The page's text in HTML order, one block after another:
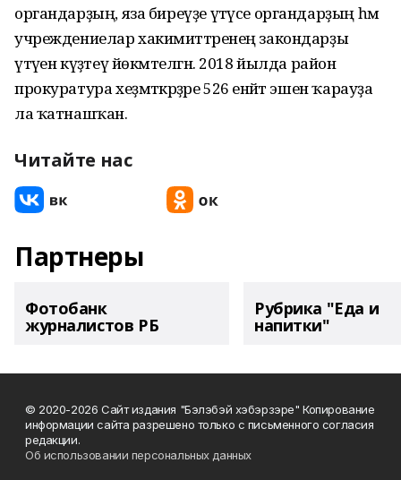
органдарҙың, яза биреүҙе үтәүсе органдарҙың һәм
учреждениелар хакимиәттәренең закондарҙы
үтәүен күҙәтеү йөкмәтелгән. 2018 йылда район
прокуратура хеҙмәткәрҙәре 526 енәйәт эшен ҡарауҙа
ла ҡатнашҡан.
Читайте нас
Партнеры
Фотобанк
журналистов РБ
Рубрика "Еда и
напитки"
© 2020-2026 Сайт издания "Бэлэбэй хэбэрзэре" Копирование
информации сайта разрешено только с письменного согласия
редакции.
Об использовании персональных данных